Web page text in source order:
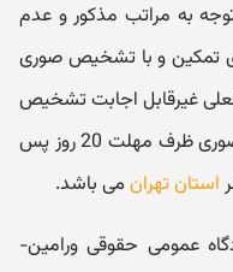
به مراتب مذکور و عدم
تمکین و با تشخیص صوری
غیرقابل اجابت تشخیص
و مردود اعلام می نماید. رأی صادره حضوری ظرف مهلت 20 روز پس
استان تهران می باشد.
و دادرس شعبه 4 دادگاه عمومی حقوقی ورامین-